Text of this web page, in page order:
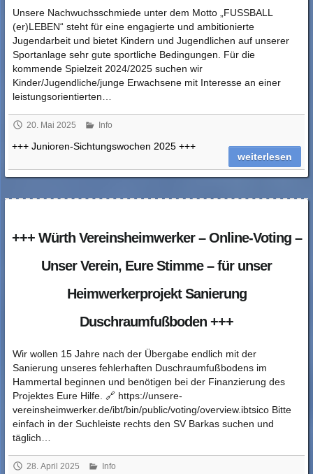
Unsere Nachwuchsschmiede unter dem Motto „FUSSBALL
(er)LEBEN“ steht für eine engagierte und ambitionierte
Jugendarbeit und bietet Kindern und Jugendlichen auf unserer
Sportanlage sehr gute sportliche Bedingungen. Für die
kommende Spielzeit 2024/2025 suchen wir
Kinder/Jugendliche/junge Erwachsene mit Interesse an einer
leistungsorientierten…
20. Mai 2025 Info
+++ Junioren-Sichtungswochen 2025 +++
weiterlesen
+++ Würth Vereinsheimwerker – Online-Voting –
Unser Verein, Eure Stimme – für unser
Heimwerkerprojekt Sanierung
Duschraumfußboden +++
Wir wollen 15 Jahre nach der Übergabe endlich mit der
Sanierung unseres fehlerhaften Duschraumfußbodens im
Hammertal beginnen und benötigen bei der Finanzierung des
Projektes Eure Hilfe. 🔗 https://unsere-
vereinsheimwerker.de/ibt/bin/public/voting/overview.ibtsico Bitte
einfach in der Suchleiste rechts den SV Barkas suchen und
täglich…
28. April 2025 Info